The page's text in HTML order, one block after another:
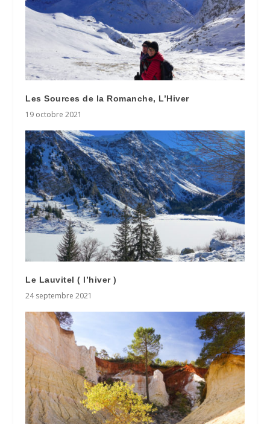
Les Sources de la Romanche, L’Hiver
19 octobre 2021
Le Lauvitel ( l’hiver )
24 septembre 2021